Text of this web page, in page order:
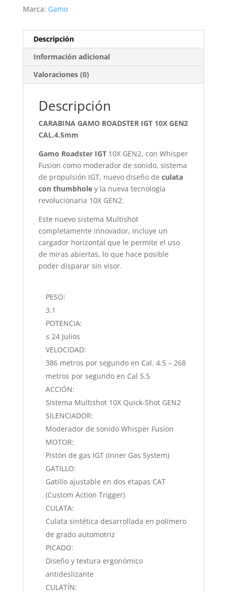
cantidad
Marca: Gamo
Descripción
Información adicional
Valoraciones (0)
Descripción
CARABINA GAMO ROADSTER IGT 10X GEN2
CAL.4.5mm
Gamo Roadster IGT 10X GEN2, con Whisper
Fusion como moderador de sonido, sistema
de propulsión IGT, nuevo diseño de culata
con thumbhole y la nueva tecnología
revolucionaria 10X GEN2.
Este nuevo sistema Multishot
completamente innovador, incluye un
cargador horizontal que le permite el uso
de miras abiertas, lo que hace posible
poder disparar sin visor.
PESO:
3.1
POTENCIA:
≤ 24 Julios
VELOCIDAD:
386 metros por segundo en Cal. 4.5 – 268
metros por segundo en Cal 5.5
ACCIÓN:
Sistema Multishot 10X Quick-Shot GEN2
SILENCIADOR:
Moderador de sonido Whisper Fusion
MOTOR:
Pistón de gas IGT (Inner Gas System)
GATILLO:
Gatillo ajustable en dos etapas CAT
(Custom Action Trigger)
CULATA:
Culata sintética desarrollada en polímero
de grado automotriz
PICADO:
Diseño y textura ergonómico
antideslizante
CULATÍN: